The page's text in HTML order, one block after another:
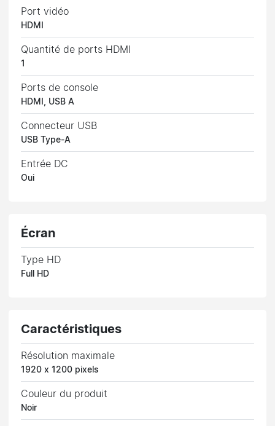
Port vidéo
HDMI
Quantité de ports HDMI
1
Ports de console
HDMI, USB A
Connecteur USB
USB Type-A
Entrée DC
Oui
Écran
Type HD
Full HD
Caractéristiques
Résolution maximale
1920 x 1200 pixels
Couleur du produit
Noir